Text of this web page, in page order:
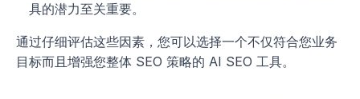
具的潜力至关重要。
通过仔细评估这些因素，您可以选择一个不仅符合您业务
目标而且增强您整体 SEO 策略的 AI SEO 工具。